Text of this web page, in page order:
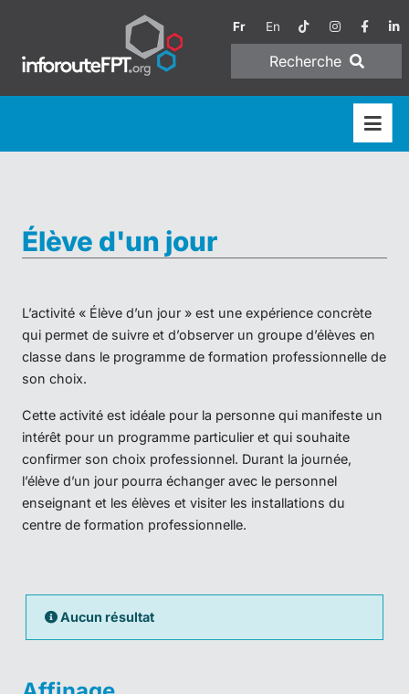
Fr En
Recherche
Élève d'un jour
L’activité « Élève d’un jour » est une expérience concrète
qui permet de suivre et d’observer un groupe d’élèves en
classe dans le programme de formation professionnelle de
son choix.
Cette activité est idéale pour la personne qui manifeste un
intérêt pour un programme particulier et qui souhaite
confirmer son choix professionnel. Durant la journée,
l’élève d’un jour pourra échanger avec le personnel
enseignant et les élèves et visiter les installations du
centre de formation professionnelle.
Aucun résultat